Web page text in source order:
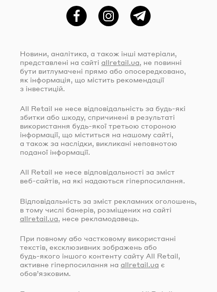
ФейсбукInstagramTelegram
Новини, аналітика, а також інші матеріали,
представлені на сайті allretail.ua , не повинні
бути витлумачені прямо або опосередковано,
як інформація, що містить рекомендації
з інвестицій.
All Retail не несе відповідальність за будь-які
збитки або шкоду, спричинені в результаті
використання будь-якої третьою стороною
інформації, що міститься на нашому сайті,
а також за наслідки, викликані неповнотою
поданої інформації.
All Retail не несе відповідальності за зміст
веб-сайтів, на які надаються гіперпосилання.
Відповідальність за зміст рекламних оголошень,
в тому числі банерів, розміщених на сайті
allretail.ua, несе рекламодавець.
При повному або частковому використанні
текстів, ексклюзивних зображень або
будь-якого іншого контенту сайту All Retail,
активне гіперпосилання на allretail.ua є
обов’язковим.